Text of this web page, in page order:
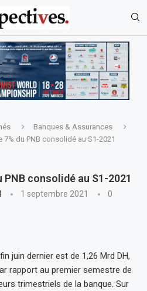
Banques & Assurances
7% du PNB consolidé au S1-2021
PNB consolidé au S1-2021
1 septembre 2021
0
juin dernier est de 1,26 Mrd DH,
rapport au premier semestre de
trimestriels de la banque. Sur